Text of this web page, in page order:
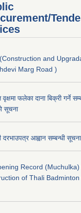
and
Marg Road )
वृक्षमा फलेका दाना बिक्री गर्ने
सूचना
दरभाउपत्र आह्वान सम्बन्धी
Record
of Thali Badminton